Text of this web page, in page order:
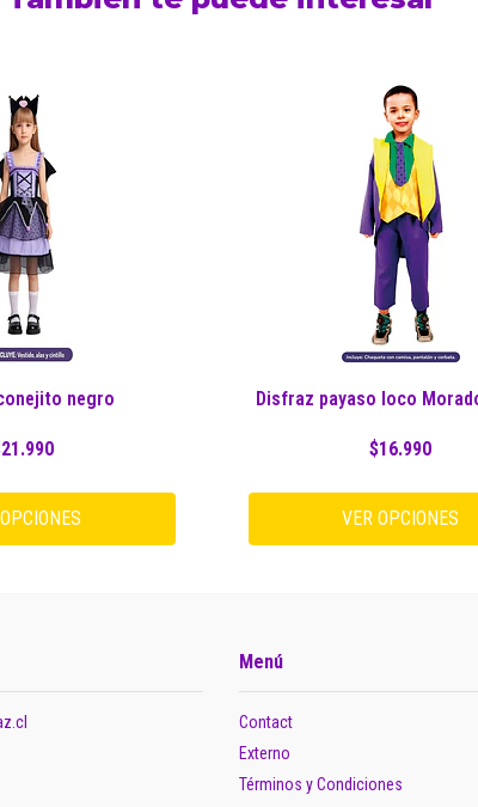
negro Disfraz payaso loco
$16.990
VER OPCIONES
Menú
Contact
Externo
Términos y Condiciones